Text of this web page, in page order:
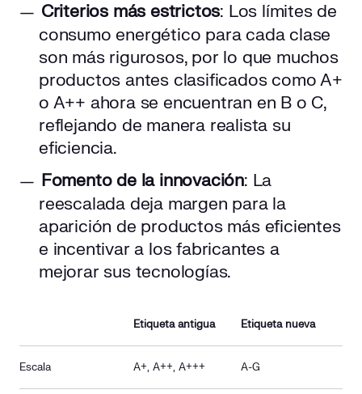
Criterios más estrictos: Los límites de
consumo energético para cada clase
son más rigurosos, por lo que muchos
productos antes clasificados como A+
o A++ ahora se encuentran en B o C,
reflejando de manera realista su
eficiencia.
Fomento de la innovación: La
reescalada deja margen para la
aparición de productos más eficientes
e incentivar a los fabricantes a
mejorar sus tecnologías.
Etiqueta antigua Etiqueta nueva
Escala A+, A++, A+++ A-G